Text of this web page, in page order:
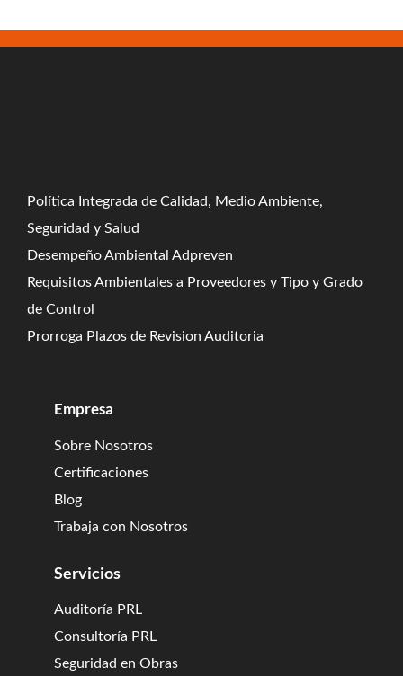
Política Integrada de Calidad, Medio Ambiente,
Seguridad y Salud
Desempeño Ambiental Adpreven
Requisitos Ambientales a Proveedores y Tipo y Grado
de Control
Prorroga Plazos de Revision Auditoria
Empresa
Sobre Nosotros
Certificaciones
Blog
Trabaja con Nosotros
Servicios
Auditoría PRL
Consultoría PRL
Seguridad en Obras